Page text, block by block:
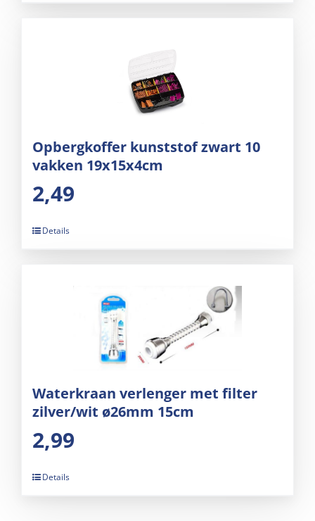
Opbergkoffer kunststof zwart 10
vakken 19x15x4cm
2,49
Details
Waterkraan verlenger met filter
zilver/wit ø26mm 15cm
2,99
Details